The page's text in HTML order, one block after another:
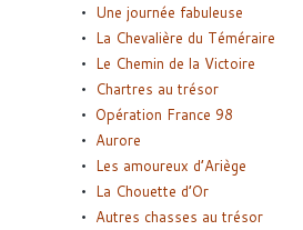
Une journée fabuleuse
La Chevalière du Téméraire
Le Chemin de la Victoire
Chartres au trésor
Opération France 98
Aurore
Les amoureux d’Ariège
La Chouette d’Or
Autres chasses au trésor